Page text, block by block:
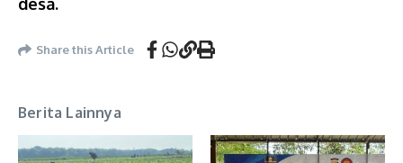
Share this Article
Berita Lainnya